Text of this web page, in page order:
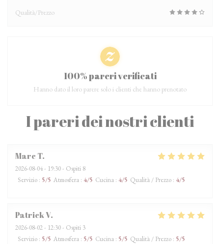
I pareri dei nostri clienti
Marc T
2026-08-04 - 19:30 - Ospiti 8
Servizio : 5/5 Atmosfera : 4/5 Cucina : 4/5 Qualità / Prezzo : 4/5
PatrickV
2026-08-02 - 12:30 - Ospiti 3
Servizio : 5/5 Atmosfera : 5/5 Cucina : 5/5 Qualità / Prezzo : 5/5
Qualità/Prezzo
100% pareri verificati
Hanno dato il loro parere solo i clienti che hanno prenotato